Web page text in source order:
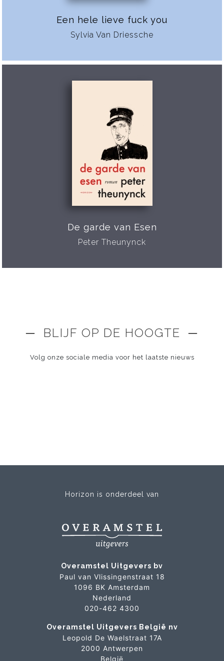
Een hele lieve fuck you
Sylvia Van Driessche
De garde van Esen
Peter Theunynck
─ BLIJF OP DE HOOGTE ─
Volg onze sociale media voor het laatste nieuws
Horizon is onderdeel van
Overamstel Uitgevers bv
Paul van Vlissingenstraat 18
1096 BK Amsterdam
Nederland
020-462 4300
Overamstel Uitgevers België nv
Leopold De Waelstraat 17A
2000 Antwerpen
België